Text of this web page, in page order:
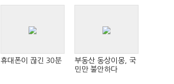
휴대폰이 끊긴 30분
부동산 동상이몽, 국
민만 불안하다